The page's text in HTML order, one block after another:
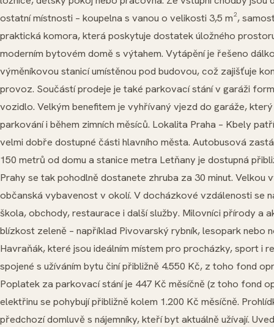
ostatní místnosti – koupelna s vanou o velikosti 3,5 m²,
praktická komora, která poskytuje dostatek úložného
moderním bytovém domě s výtahem. Vytápění je řešeno
výměníkovou stanicí umístěnou pod budovou, což zajišťuje
provoz. Součástí prodeje je také parkovací stání v garáži
vozidlo. Velkým benefitem je vyhřívaný vjezd do garáže,
parkování i během zimních měsíců. Lokalita Praha – Kbely
velmi dobře dostupné části hlavního města. Autobusová
150 metrů od domu a stanice metra Letňany je dostupná
Prahy se tak pohodlně dostanete zhruba za 30 minut. Velkou
občanská vybavenost v okolí. V docházkové vzdálenosti se
škola, obchody, restaurace i další služby. Milovníci přírody a
blízkost zeleně – například Pivovarský rybník, lesopark nebo
Havraňák, které jsou ideálním místem pro procházky, sport i
spojené s užíváním bytu činí přibližně 4.550 Kč, z toho fond
Poplatek za parkovací stání je 447 Kč měsíčně (z toho fond
elektřinu se pohybují přibližně kolem 1.200 Kč měsíčně.
předchozí domluvě s nájemníky, kteří byt aktuálně užívají.